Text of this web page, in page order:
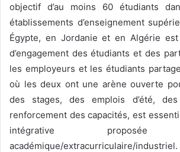
objectif d’au moins 60 étudiants
établissements d’enseignement
Égypte, en Jordanie et en Algérie
d’engagement des étudiants et des
les employeurs et les étudiants
où les deux ont une arène ouverte
des stages, des emplois d’été,
renforcement des capacités, est
intégrative proposée
académique/extracurriculaire/industriel.